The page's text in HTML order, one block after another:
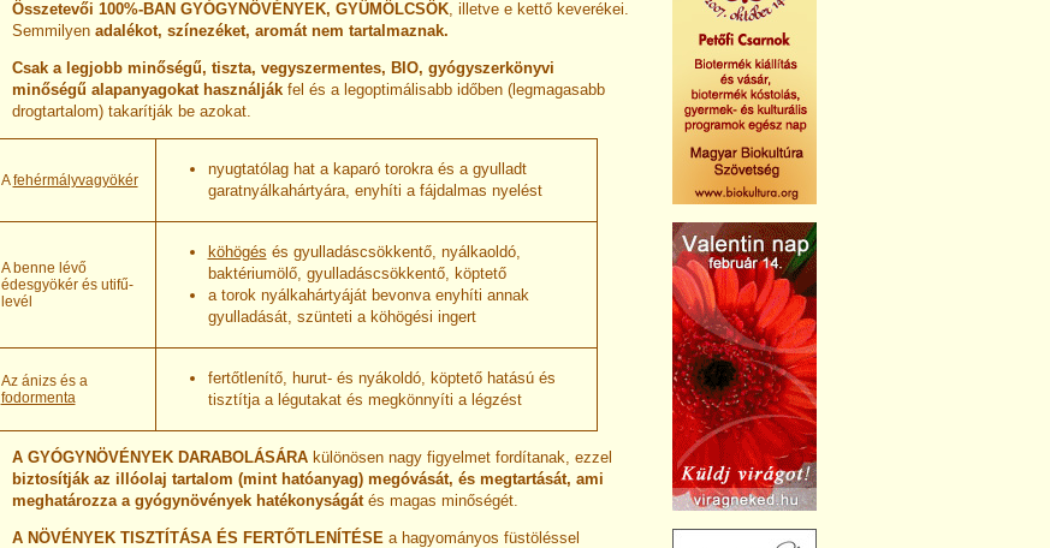
Összetevői 100%-BAN GYÓGYNÖVÉNYEK, GYÜMÖLCSÖK , illetve e kettő keverékei.
Semmilyen adalékot, színezéket, aromát nem tartalmaznak.
Csak a legjobb minőségű, tiszta, vegyszermentes, BIO, gyógyszerkönyvi
minőségű alapanyagokat használják fel és a legoptimálisabb időben (legmagasabb
drogtartalom) takarítják be azokat.
Afehérmályvagyökér
nyugtatólag hat a kaparó torokra és a gyulladt
garatnyálkahártyára, enyhíti a fájdalmas nyelést
A benne lévő
édesgyökér és utifű-
levél
köhögés és gyulladáscsökkentő, nyálkaoldó,
baktériumölő, gyulladáscsökkentő, köptető
a torok nyálkahártyáját bevonva enyhíti annak
gyulladását, szünteti a köhögési ingert
Az ánizs és a
fodormenta
fertőtlenítő, hurut- és nyákoldó, köptető hatású és
tisztítja a légutakat és megkönnyíti a légzést
A GYÓGYNÖVÉNYEK DARABOLÁSÁRA különösen nagy figyelmet fordítanak, ezzel
biztosítják az illóolaj tartalom (mint hatóanyag) megóvását, és megtartását, ami
meghatározza a gyógynövények hatékonyságát és magas minőségét.
A NÖVÉNYEK TISZTÍTÁSA ÉS FERTŐTLENÍTÉSE a hagyományos füstöléssel